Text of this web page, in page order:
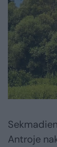
Antroje